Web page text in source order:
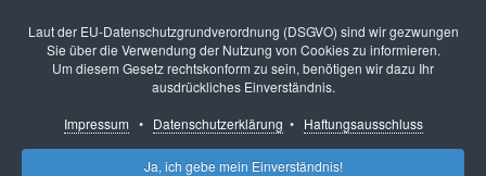
Laut der EU-Datenschutzgrundverordnung (DSGVO) sind wir gezwungen
Sie über die Verwendung der Nutzung von Cookies zu informieren.
Um diesem Gesetz rechtskonform zu sein, benötigen wir dazu Ihr
ausdrückliches Einverständnis.
Impressum • Datenschutzerklärung • Haftungsausschluss
Ja, ich gebe mein Einverständnis!